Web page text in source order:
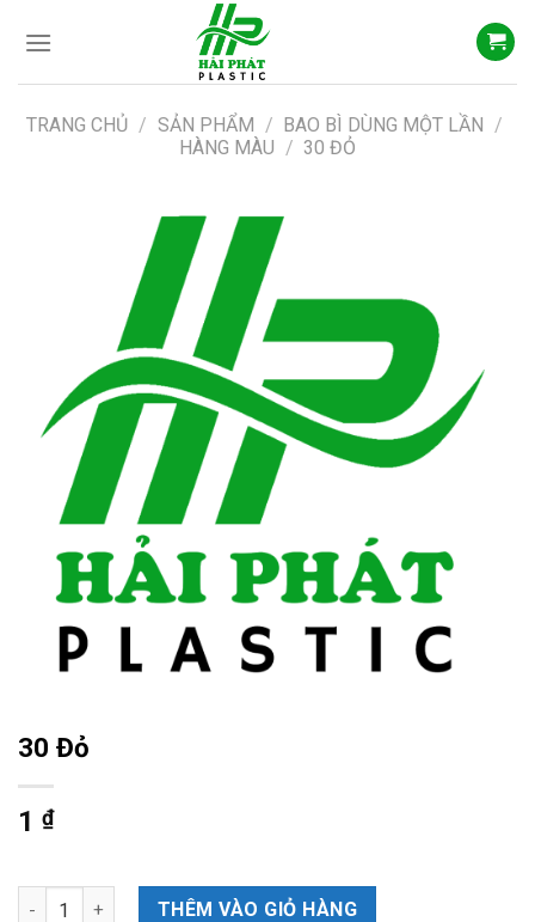
TRANG CHỦ / SẢN PHẨM / BAO BÌ DÙNG MỘT LẦN /
HÀNG MÀU / 30 ĐỎ
30 Đỏ
1 ₫
30 Đỏ số lượng THÊM VÀO GIỎ HÀNG